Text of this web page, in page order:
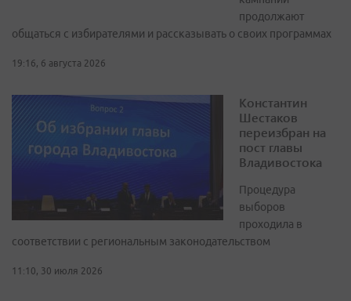
продолжают
общаться с избирателями и рассказывать о своих программах
19:16, 6 августа 2026
Константин
Шестаков
переизбран на
пост главы
Владивостока
Процедура
выборов
проходила в
соответствии с региональным законодательством
11:10, 30 июля 2026